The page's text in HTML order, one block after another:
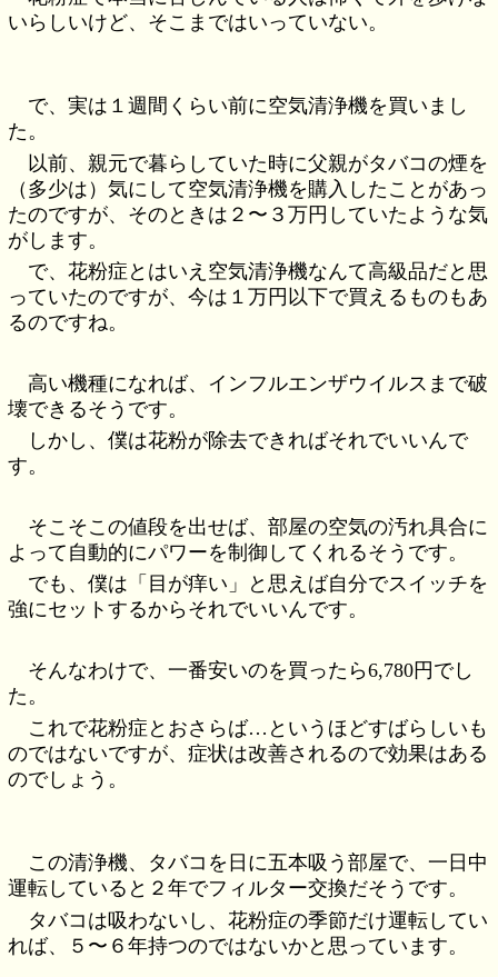
いらしいけど、そこまではいっていない。
で、実は１週間くらい前に空気清浄機を買いまし
た。
以前、親元で暮らしていた時に父親がタバコの煙を
（多少は）気にして空気清浄機を購入したことがあっ
たのですが、そのときは２〜３万円していたような気
がします。
で、花粉症とはいえ空気清浄機なんて高級品だと思
っていたのですが、今は１万円以下で買えるものもあ
るのですね。
高い機種になれば、インフルエンザウイルスまで破
壊できるそうです。
しかし、僕は花粉が除去できればそれでいいんで
す。
そこそこの値段を出せば、部屋の空気の汚れ具合に
よって自動的にパワーを制御してくれるそうです。
でも、僕は「目が痒い」と思えば自分でスイッチを
強にセットするからそれでいいんです。
そんなわけで、一番安いのを買ったら6,780円でし
た。
これで花粉症とおさらば…というほどすばらしいも
のではないですが、症状は改善されるので効果はある
のでしょう。
この清浄機、タバコを日に五本吸う部屋で、一日中
運転していると２年でフィルター交換だそうです。
タバコは吸わないし、花粉症の季節だけ運転してい
れば、５〜６年持つのではないかと思っています。